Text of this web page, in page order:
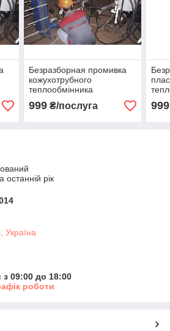
Безразборная промивка
кожухотрубного
теплообмінника
999₴/послуга 999
останній рік
Україна
09:00 до 18:00
роботи